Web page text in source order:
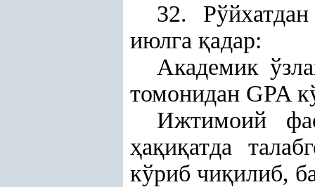
32.
июлга қадар:
Академик
томонидан GPA
Ижтимоий
ҳақиқатда
кўриб чиқилиб,